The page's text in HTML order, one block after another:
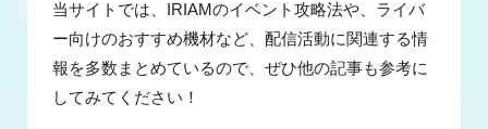
当サイトでは、IRIAMのイベント攻略法や、ライバ
ー向けのおすすめ機材など、配信活動に関連する情
報を多数まとめているので、ぜひ他の記事も参考に
してみてください！